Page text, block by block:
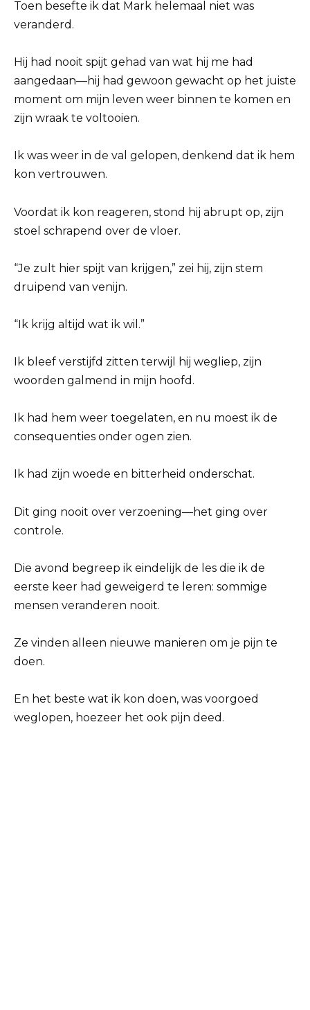
Toen besefte ik dat Mark helemaal niet was
veranderd.
Hij had nooit spijt gehad van wat hij me had
aangedaan—hij had gewoon gewacht op het juiste
moment om mijn leven weer binnen te komen en
zijn wraak te voltooien.
Ik was weer in de val gelopen, denkend dat ik hem
kon vertrouwen.
Voordat ik kon reageren, stond hij abrupt op, zijn
stoel schrapend over de vloer.
“Je zult hier spijt van krijgen,” zei hij, zijn stem
druipend van venijn.
“Ik krijg altijd wat ik wil.”
Ik bleef verstijfd zitten terwijl hij wegliep, zijn
woorden galmend in mijn hoofd.
Ik had hem weer toegelaten, en nu moest ik de
consequenties onder ogen zien.
Ik had zijn woede en bitterheid onderschat.
Dit ging nooit over verzoening—het ging over
controle.
Die avond begreep ik eindelijk de les die ik de
eerste keer had geweigerd te leren: sommige
mensen veranderen nooit.
Ze vinden alleen nieuwe manieren om je pijn te
doen.
En het beste wat ik kon doen, was voorgoed
weglopen, hoezeer het ook pijn deed.